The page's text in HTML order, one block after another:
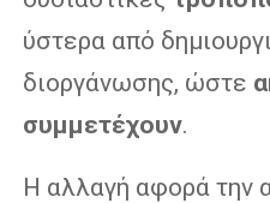
ύστερα από
διοργάνωσης, ώστε
συμμετέχουν.
Η αλλαγή αφορά την